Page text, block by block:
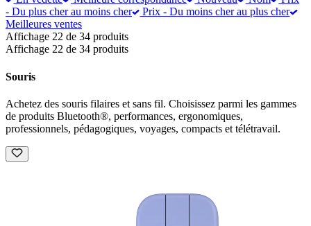
- Du plus cher au moins cher
Prix - Du moins cher au plus cher
Meilleures ventes
Affichage 22 de 34 produits
Affichage 22 de 34 produits
Souris
Achetez des souris filaires et sans fil. Choisissez parmi les gammes
de produits Bluetooth®, performances, ergonomiques,
professionnels, pédagogiques, voyages, compacts et télétravail.